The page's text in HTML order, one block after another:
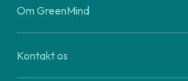
Om GreenMind
Kontakt os